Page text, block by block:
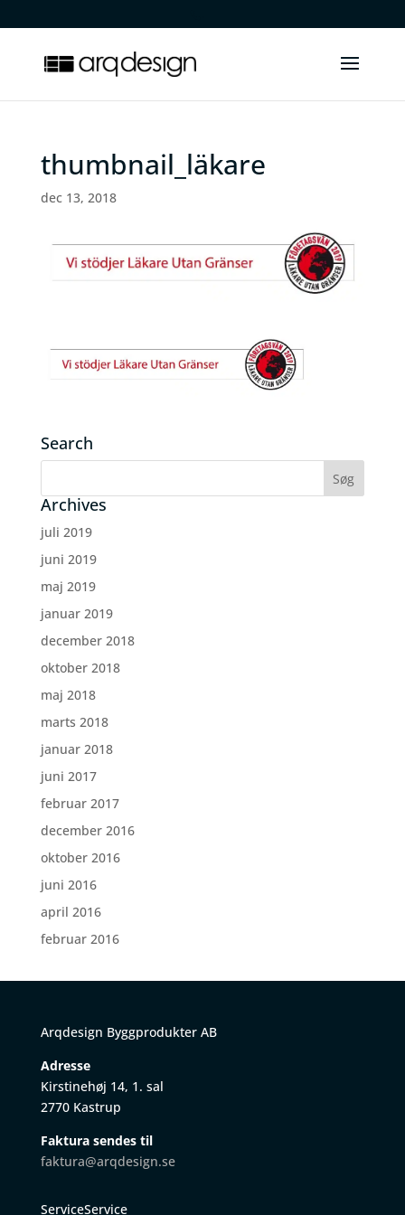
thumbnail_läkare
dec 13, 2018
Search
Archives
juli 2019
juni 2019
maj 2019
januar 2019
december 2018
oktober 2018
maj 2018
marts 2018
januar 2018
juni 2017
februar 2017
december 2016
oktober 2016
juni 2016
april 2016
februar 2016
Arqdesign Byggprodukter AB
Adresse
Kirstinehøj 14, 1. sal
2770 Kastrup
Faktura sendes til
faktura@arqdesign.se
ServiceService